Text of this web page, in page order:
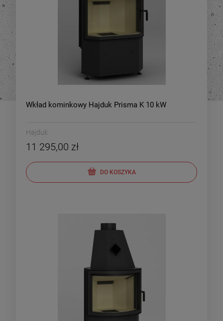
Wkład kominkowy Hajduk Prisma K 10 kW
Hajduk
11 295,00 zł
DO KOSZYKA